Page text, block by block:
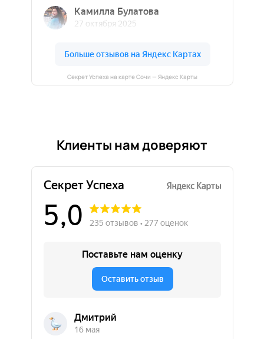
Секрет Успеха на карте Сочи — Яндекс Карты
Клиенты нам доверяют